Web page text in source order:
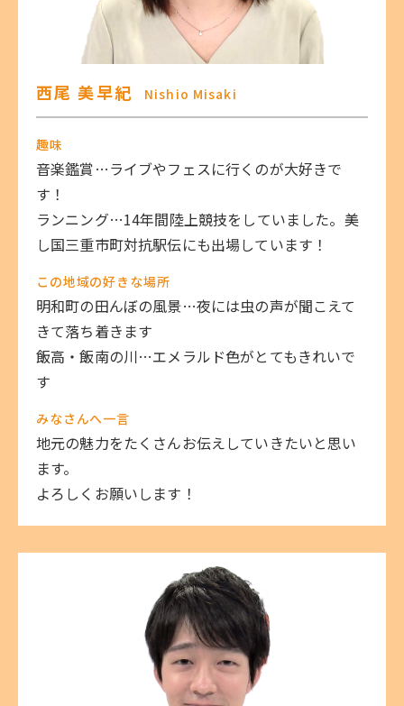
西尾 美早紀 Nishio Misaki
趣味
音楽鑑賞…ライブやフェスに行くのが大好きで
す！
ランニング…14年間陸上競技をしていました。美
し国三重市町対抗駅伝にも出場しています！
この地域の好きな場所
明和町の田んぼの風景…夜には虫の声が聞こえて
きて落ち着きます
飯高・飯南の川…エメラルド色がとてもきれいで
す
みなさんへ一言
地元の魅力をたくさんお伝えしていきたいと思い
ます。
よろしくお願いします！